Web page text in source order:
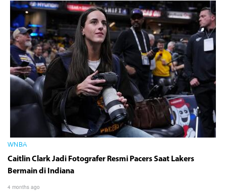
WNBA
Caitlin Clark Jadi Fotografer Resmi Pacers Saat Lakers
Bermain di Indiana
4 months ago